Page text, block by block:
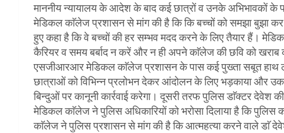
माननीय न्यायालय के आदेश के बाद कई छात्रों व उनके अभिभावकों
मेडिकल काॅलेज प्रशासन से मांग की है कि कि बच्चों को समझा बुझा
हुए कहा है कि वे बच्चों की हर सम्भव मदद करने के लिए तैयार हैं।
कैरियर व समय बर्बाद न करें और न ही अपने काॅलेज की छवि को खराब
एसजीआरआर मेडिकल काॅलेज प्रशासन के पास कई पुख्ता सबूत हाथ
छात्राओं को विभिन्न प्रलोभन देकर आंदोलन के लिए भड़काया और
बिन्दुओं पर कानूनी कार्रवाई करेगा। दूसरी तरफ पुलिस डाॅक्टर
मेडिकल काॅलेज ने पुलिस अधिकारियों को भरोसा दिलाया है कि पुलिस
काॅलेज ने पुलिस प्रशासन से मांग की है कि आत्महत्या करने वाले डाॅ